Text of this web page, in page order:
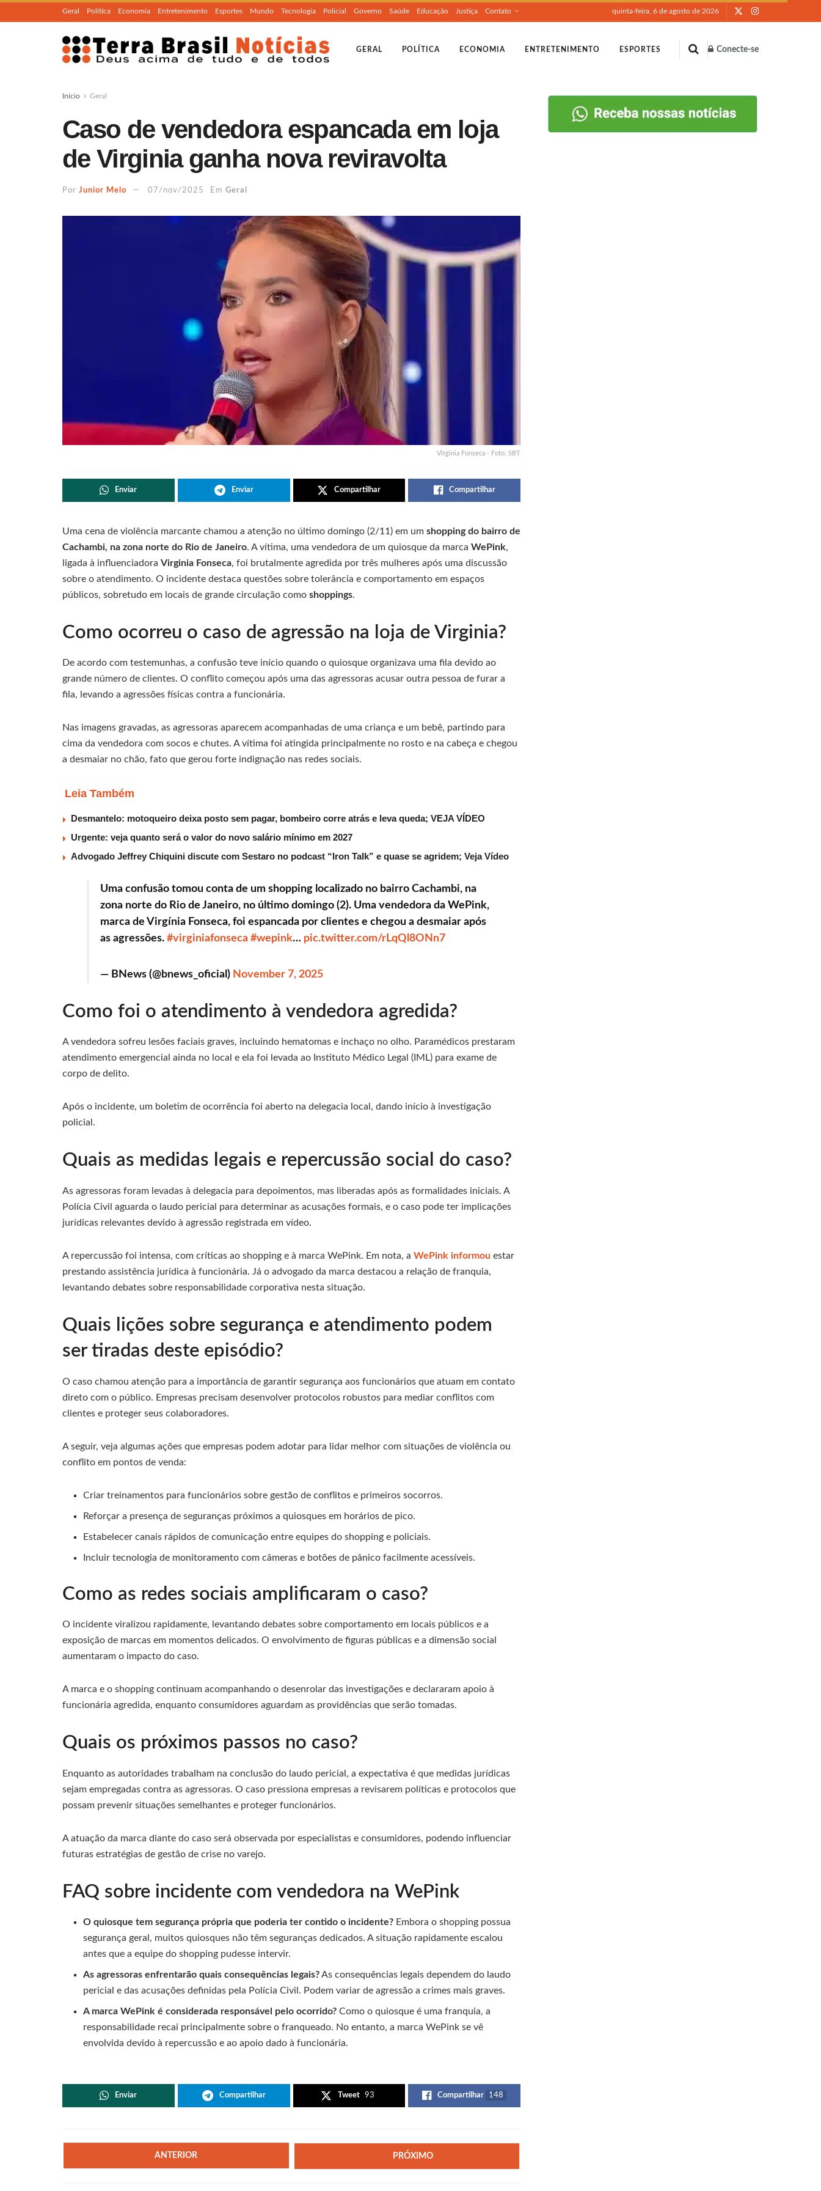
Geral Política Economia Entretenimento Esportes Mundo Tecnologia Policial Governo Saúde Educação Justiça Contato quinta-feira, 6 de agosto de 2026
GERAL POLÍTICA ECONOMIA ENTRETENIMENTO ESPORTES Conecte-se
Início Geral
Caso de vendedora espancada em loja
de Virginia ganha nova reviravolta
Por Junior Melo 07/nov/2025 Em Geral
Virginia Fonseca - Foto: SBT
Enviar Enviar Compartilhar Compartilhar
Uma cena de violência marcante chamou a atenção no último domingo (2/11) em um shopping do bairro de
Cachambi, na zona norte do Rio de Janeiro. A vítima, uma vendedora de um quiosque da marca WePink,
ligada à influenciadora Virginia Fonseca, foi brutalmente agredida por três mulheres após uma discussão
sobre o atendimento. O incidente destaca questões sobre tolerância e comportamento em espaços
públicos, sobretudo em locais de grande circulação como shoppings.
Como ocorreu o caso de agressão na loja de Virginia?
De acordo com testemunhas, a confusão teve início quando o quiosque organizava uma fila devido ao
grande número de clientes. O conflito começou após uma das agressoras acusar outra pessoa de furar a
fila, levando a agressões físicas contra a funcionária.
Nas imagens gravadas, as agressoras aparecem acompanhadas de uma criança e um bebê, partindo para
cima da vendedora com socos e chutes. A vítima foi atingida principalmente no rosto e na cabeça e chegou
a desmaiar no chão, fato que gerou forte indignação nas redes sociais.
Leia Também
Desmantelo: motoqueiro deixa posto sem pagar, bombeiro corre atrás e leva queda; VEJA VÍDEO
Urgente: veja quanto será o valor do novo salário mínimo em 2027
Advogado Jeffrey Chiquini discute com Sestaro no podcast “Iron Talk” e quase se agridem; Veja Vídeo
Uma confusão tomou conta de um shopping localizado no bairro Cachambi, na
zona norte do Rio de Janeiro, no último domingo (2). Uma vendedora da WePink,
marca de Virgínia Fonseca, foi espancada por clientes e chegou a desmaiar após
as agressões. #virginiafonseca #wepink… pic.twitter.com/rLqQl8ONn7
— BNews (@bnews_oficial) November 7, 2025
Como foi o atendimento à vendedora agredida?
A vendedora sofreu lesões faciais graves, incluindo hematomas e inchaço no olho. Paramédicos prestaram
atendimento emergencial ainda no local e ela foi levada ao Instituto Médico Legal (IML) para exame de
corpo de delito.
Após o incidente, um boletim de ocorrência foi aberto na delegacia local, dando início à investigação
policial.
Quais as medidas legais e repercussão social do caso?
As agressoras foram levadas à delegacia para depoimentos, mas liberadas após as formalidades iniciais. A
Polícia Civil aguarda o laudo pericial para determinar as acusações formais, e o caso pode ter implicações
jurídicas relevantes devido à agressão registrada em vídeo.
A repercussão foi intensa, com críticas ao shopping e à marca WePink. Em nota, a WePink informou estar
prestando assistência jurídica à funcionária. Já o advogado da marca destacou a relação de franquia,
levantando debates sobre responsabilidade corporativa nesta situação.
Quais lições sobre segurança e atendimento podem
ser tiradas deste episódio?
O caso chamou atenção para a importância de garantir segurança aos funcionários que atuam em contato
direto com o público. Empresas precisam desenvolver protocolos robustos para mediar conflitos com
clientes e proteger seus colaboradores.
A seguir, veja algumas ações que empresas podem adotar para lidar melhor com situações de violência ou
conflito em pontos de venda:
Criar treinamentos para funcionários sobre gestão de conflitos e primeiros socorros.
Reforçar a presença de seguranças próximos a quiosques em horários de pico.
Estabelecer canais rápidos de comunicação entre equipes do shopping e policiais.
Incluir tecnologia de monitoramento com câmeras e botões de pânico facilmente acessíveis.
Como as redes sociais amplificaram o caso?
O incidente viralizou rapidamente, levantando debates sobre comportamento em locais públicos e a
exposição de marcas em momentos delicados. O envolvimento de figuras públicas e a dimensão social
aumentaram o impacto do caso.
A marca e o shopping continuam acompanhando o desenrolar das investigações e declararam apoio à
funcionária agredida, enquanto consumidores aguardam as providências que serão tomadas.
Quais os próximos passos no caso?
Enquanto as autoridades trabalham na conclusão do laudo pericial, a expectativa é que medidas jurídicas
sejam empregadas contra as agressoras. O caso pressiona empresas a revisarem políticas e protocolos que
possam prevenir situações semelhantes e proteger funcionários.
A atuação da marca diante do caso será observada por especialistas e consumidores, podendo influenciar
futuras estratégias de gestão de crise no varejo.
FAQ sobre incidente com vendedora na WePink
O quiosque tem segurança própria que poderia ter contido o incidente? Embora o shopping possua
segurança geral, muitos quiosques não têm seguranças dedicados. A situação rapidamente escalou
antes que a equipe do shopping pudesse intervir.
As agressoras enfrentarão quais consequências legais?As consequências legais dependem do laudo
pericial e das acusações definidas pela Polícia Civil. Podem variar de agressão a crimes mais graves.
A marca WePink é considerada responsável pelo ocorrido? Como o quiosque é uma franquia, a
responsabilidade recai principalmente sobre o franqueado. No entanto, a marca WePink se vê
envolvida devido à repercussão e ao apoio dado à funcionária.
Enviar Compartilhar Tweet 93 Compartilhar 148
ANTERIOR PRÓXIMO